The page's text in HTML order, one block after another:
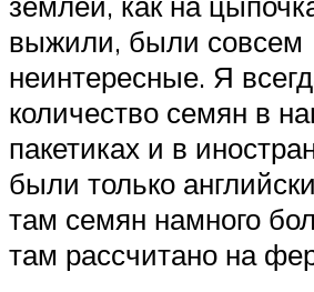
выжили, были совсем
неинтересные. Я
количество семян в
пакетиках и в
были только
там семян намного
там рассчитано на